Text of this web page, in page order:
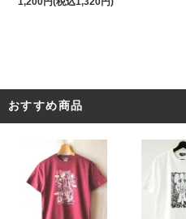
おすすめ商品